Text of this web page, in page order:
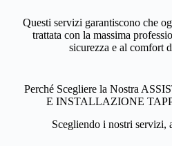
Questi servizi garantiscono che
trattata con la massima
sicurezza e al comfort
Perché Scegliere la Nostra
E INSTALLAZIONE
Scegliendo i nostri servizi,